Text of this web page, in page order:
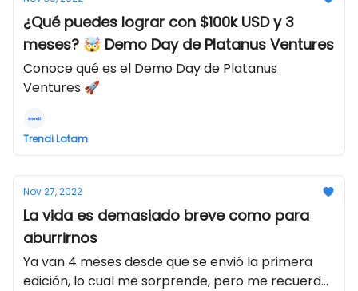
¿Qué puedes lograr con $100k USD y 3
meses? 🤯 Demo Day de Platanus Ventures
Conoce qué es el Demo Day de Platanus
Ventures 🚀
Trendi Latam
Nov 27, 2022
La vida es demasiado breve como para
aburrirnos
Ya van 4 meses desde que se envió la primera
edición, lo cual me sorprende, pero me recuerda